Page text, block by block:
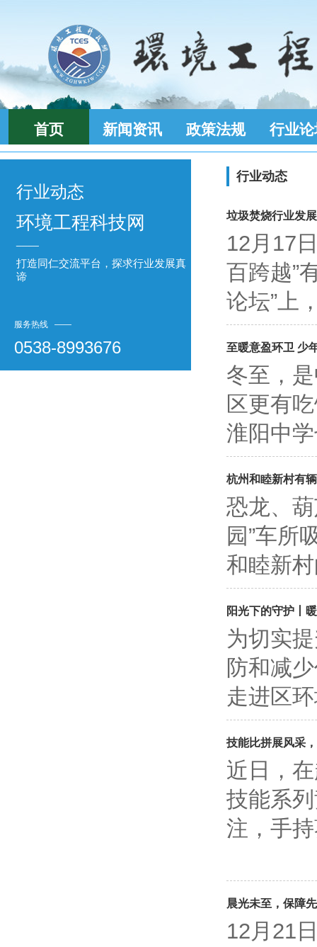
首页 新闻资讯 政策法规 行业
行业动态
环境工程科技网
打造同仁交流平台，探求行业发展真
谛
服务热线 ——
0538-8993676
行业动态
垃圾焚烧行业发
12月17
百跨越”
论坛”上
至暖意盈环卫 少
冬至，
区更有
淮阳中
杭州和睦新村有
恐龙、
园”车所
和睦新
阳光下的守护丨
为切实
防和减
走进区
技能比拼展风采
近日，
技能系
注，手
晨光未至，保障
12月21